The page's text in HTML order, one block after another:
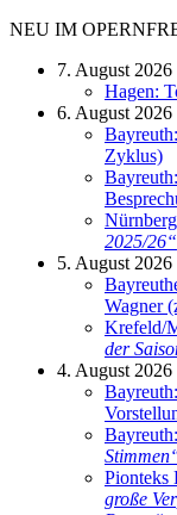
NEU IM
7. August 2026
Hagen:
6. August 2026
Bayreuth:
Zyklus)
Bayreuth:
2025/26“
5. August 2026
Wagner
Krefeld/
der
4. August 2026
Bayreuth:
Stimmen
Pionteks
große